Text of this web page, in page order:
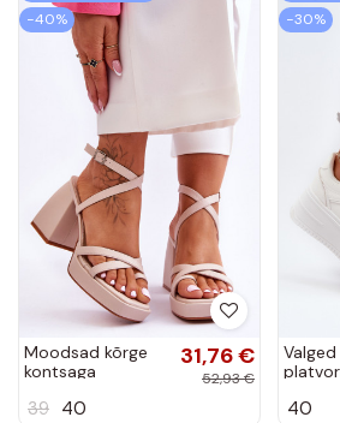
−40%
Moodsad kõrge
kontsaga
värvi Secret Rose
31,76 €
52,93 €
39 40
−30%
Valged
nahast
40